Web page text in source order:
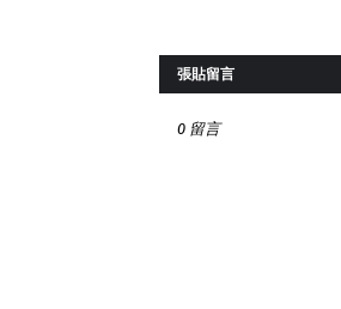
張貼留言
0 留言